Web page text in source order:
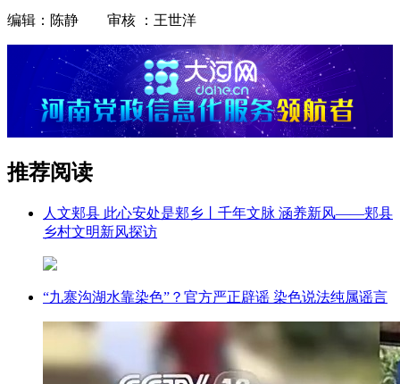
编辑：陈静 审核 ：王世洋
推荐阅读
人文郏县 此心安处是郏乡丨千年文脉 涵养新风——郏县
乡村文明新风探访
“九寨沟湖水靠染色”？官方严正辟谣 染色说法纯属谣言